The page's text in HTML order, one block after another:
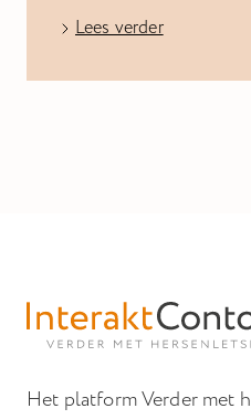
Lees verder
Het platform Verder met